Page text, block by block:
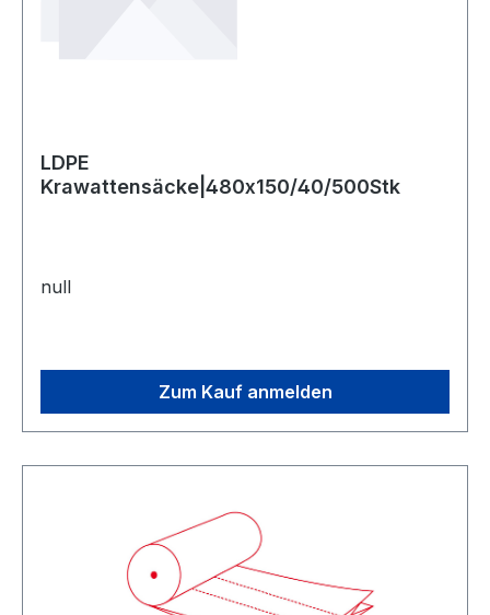
LDPE
Krawattensäcke|480x150/40/500Stk
null
Zum Kauf anmelden